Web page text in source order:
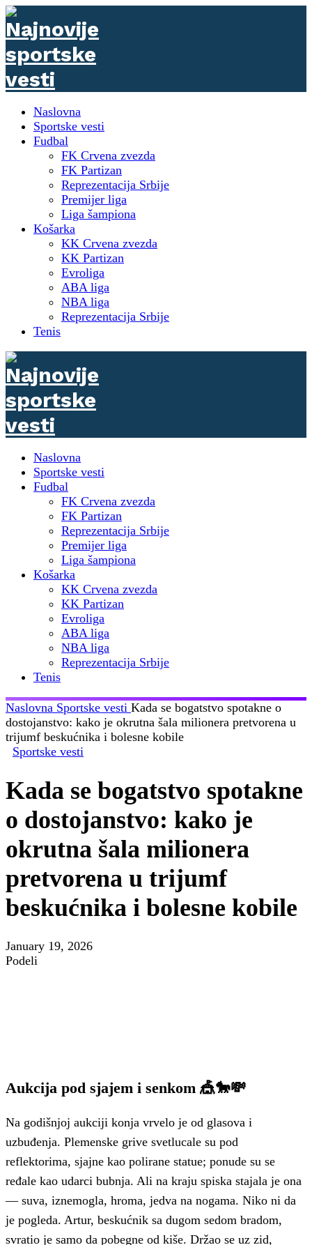
Naslovna
Sportske vesti
Fudbal
FK Crvena zvezda
FK Partizan
Reprezentacija Srbije
Premijer liga
Liga šampiona
Košarka
KK Crvena zvezda
KK Partizan
Evroliga
ABA liga
NBA liga
Reprezentacija Srbije
Tenis
Naslovna
Sportske vesti
Fudbal
FK Crvena zvezda
FK Partizan
Reprezentacija Srbije
Premijer liga
Liga šampiona
Košarka
KK Crvena zvezda
KK Partizan
Evroliga
ABA liga
NBA liga
Reprezentacija Srbije
Tenis
Naslovna Sportske vesti Kada se bogatstvo spotakne o
dostojanstvo: kako je okrutna šala milionera pretvorena u
trijumf beskućnika i bolesne kobile
Sportske vesti
Kada se bogatstvo spotakne
o dostojanstvo: kako je
okrutna šala milionera
pretvorena u trijumf
beskućnika i bolesne kobile
January 19, 2026
Podeli
Aukcija pod sjajem i senkom 🎪🐎💸
Na godišnjoj aukciji konja vrvelo je od glasova i
uzbuđenja. Plemenske grive svetlucale su pod
reflektorima, sjajne kao polirane statue; ponude su se
ređale kao udarci bubnja. Ali na kraju spiska stajala je ona
— suva, iznemogla, hroma, jedva na nogama. Niko ni da
je pogleda. Artur, beskućnik sa dugom sedom bradom,
svratio je samo da pobegne od kiše. Držao se uz zid,